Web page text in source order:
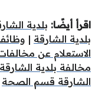
اقرأ أيضًا: بلدية
بلدية الشارقة |
الاستعلام عن
مخالفة بلدية الشارقة
الشارقة قسم الصحة